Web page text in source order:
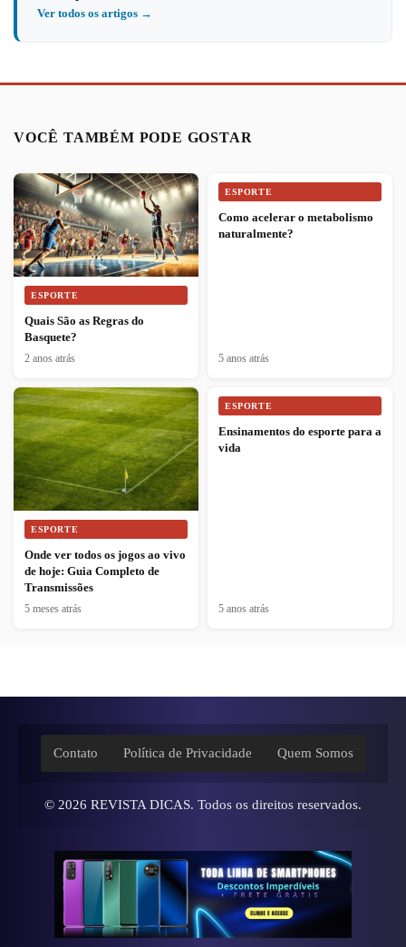
Ver todos os artigos →
VOCÊ TAMBÉM PODE GOSTAR
ESPORTE
Quais São as Regras do
Basquete?
2 anos atrás
ESPORTE
Como acelerar o metabolismo
naturalmente?
5 anos atrás
ESPORTE
Onde ver todos os jogos ao vivo
de hoje: Guia Completo de
Transmissões
5 meses atrás
ESPORTE
Ensinamentos do esporte para a
vida
5 anos atrás
Contato Política de Privacidade Quem Somos
© 2026 REVISTA DICAS. Todos os direitos reservados.